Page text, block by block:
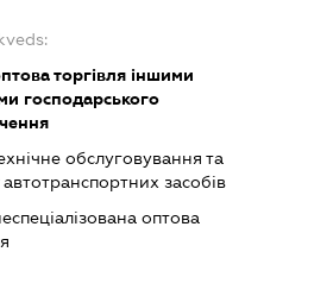
торгівля іншими
господарського
обслуговування та
засобів
оптова